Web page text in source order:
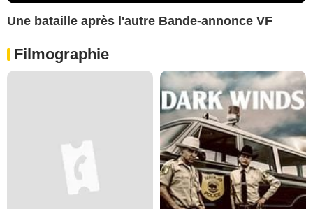
Une bataille après l'autre Bande-annonce VF
Filmographie